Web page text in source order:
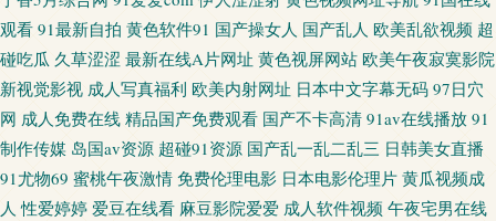
毛片视频 www狼友 久久绯色 三级久久片久久草 黄色的网站 91大神啪视频
大香蕉网伊 免费看草逼 香蕉AV 白虎美女爆操91 久久精品综合在线 四虎av在
线网址
观看 91最新自拍 黄色软件91 国产操女人 国产乱人 欧美乱欲视频 超
碰吃瓜 久草涩涩 最新在线A片网址 黄色视屏网站 欧美午夜寂寞影院
新视觉影视 成人写真福利 欧美内射网址 日本中文字幕无码 97日穴
网 成人免费在线 精品国产免费观看 国产不卡高清 91av在线播放 91
制作传媒 岛国av资源 超碰91资源 国产乱一乱二乱三 日韩美女直播
91尤物69 蜜桃午夜激情 免费伦理电影 日本电影伦理片 黄瓜视频成
人 性爱婷婷 爱豆在线看 麻豆影院爱爱 成人软件视频 午夜宅男在线